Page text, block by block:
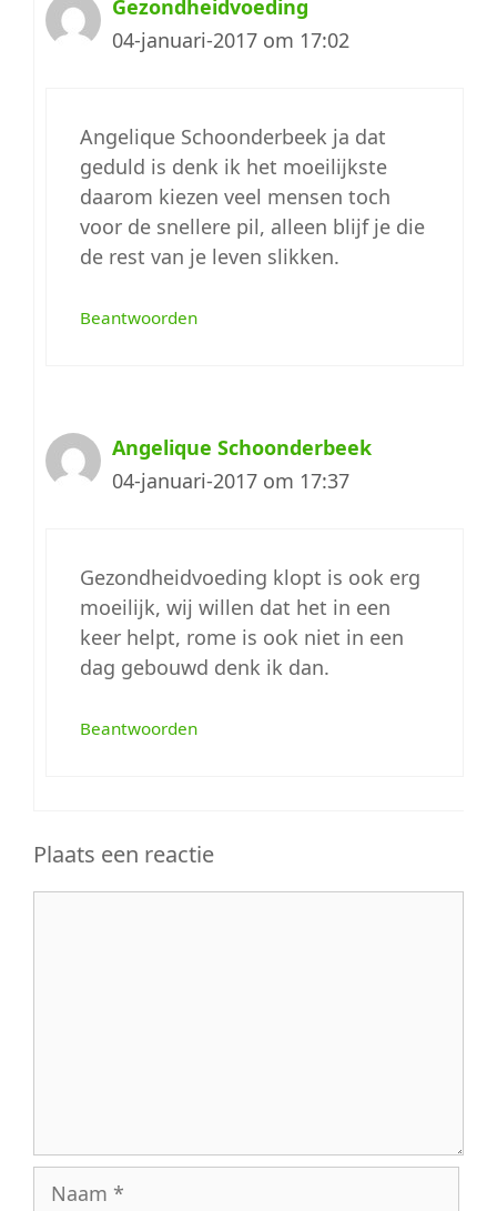
Gezondheidvoeding
04-januari-2017 om 17:02
Angelique Schoonderbeek ja dat
geduld is denk ik het moeilijkste
daarom kiezen veel mensen toch
voor de snellere pil, alleen blijf je die
de rest van je leven slikken.
Beantwoorden
Angelique Schoonderbeek
04-januari-2017 om 17:37
Gezondheidvoeding klopt is ook erg
moeilijk, wij willen dat het in een
keer helpt, rome is ook niet in een
dag gebouwd denk ik dan.
Beantwoorden
Plaats een reactie
Naam